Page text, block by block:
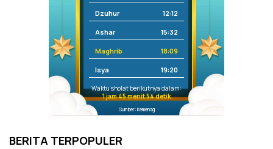
Dzuhur 12:12
Ashar 15:32
Maghrib 18:09
Isya 19:20
Waktu sholat berikutnya dalam:
1 jam 45 menit 54 detik
Sumber: Kemenag
BERITA TERPOPULER